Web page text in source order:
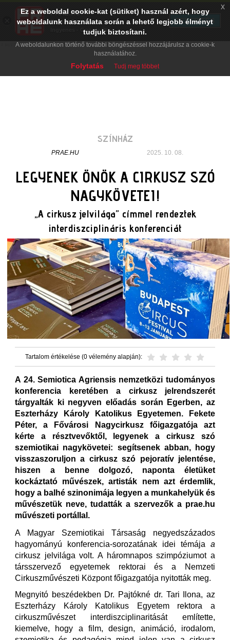
SZÍNHÁZ
PRAE.HU 2025. 10. 08.
LEGYENEK ÖNÖK A CIRKUSZ SZÓ
NAGYKÖVETEI!
„A cirkusz jelvilága” címmel rendeztek
interdiszciplináris konferenciát
Tartalom értékelése (0 vélemény alapján):
A 24. Semiotica Agriensis nemzetközi tudományos
konferencia keretében a cirkusz jelrendszerét
tárgyalták ki negyven előadás során Egerben, az
Eszterházy Károly Katolikus Egyetemen. Fekete
Péter, a Fővárosi Nagycirkusz főigazgatója azt
kérte a résztvevőktől, legyenek a cirkusz szó
szemiotikai nagykövetei: segítsenek abban, hogy
visszaszoruljon a cirkusz szó pejoratív jelentése,
hiszen a benne dolgozó, naponta életüket
kockáztató művészek, artisták nem azt érdemlik,
hogy a balhé szinonimája legyen a munkahelyük és
művészetük neve, tudatták a szervezők a prae.hu
művészeti portállal.
A Magyar Szemiotikai Társaság negyedszázados
hagyományú konferencia-sorozatának idei témája a
cirkusz jelvilága volt. A háromnapos szimpóziumot a
társszervező egyetemek rektorai és a Nemzeti
Cirkuszművészeti Központ főigazgatója nyitották meg.
Megnyitó beszédekben Dr. Pajtókné dr. Tari Ilona, az
Eszterházy Károly Katolikus Egyetem rektora a
cirkuszművészet interdiszciplinaritását említette,
kiemelve, hogy a film, design, animáció, irodalom,
Ez a weboldal cookie-kat (sütiket) használ azért, hogy
weboldalunk használata során a lehető legjobb élményt
tudjuk biztosítani.
A weboldalunkon történő további böngészéssel hozzájárulsz a cookie-k
használatához.
Folytatás Tudj meg többet
x
PRAE.HU
Digital Evolution
Ingyenes - Google Play
TELEPÍTÉS